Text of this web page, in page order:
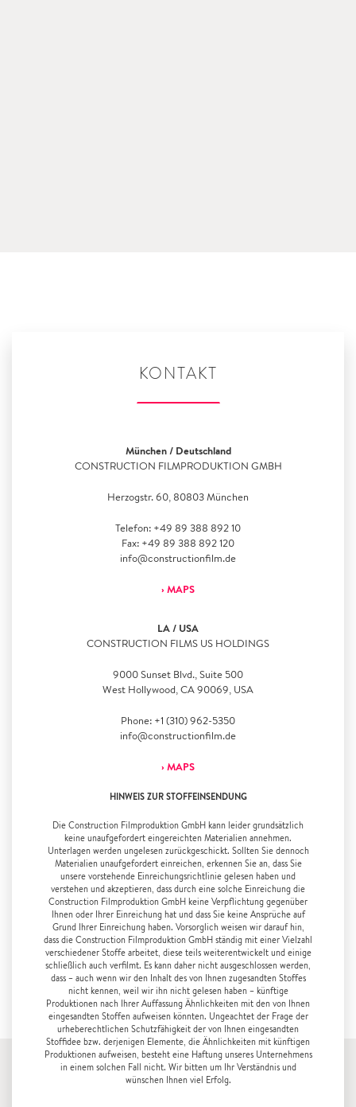
KONTAKT
München / Deutschland
CONSTRUCTION FILMPRODUKTION GMBH
Herzogstr. 60, 80803 München
Telefon: +49 89 388 892 10
Fax: +49 89 388 892 120
info@constructionfilm.de
› MAPS
LA / USA
CONSTRUCTION FILMS US HOLDINGS
9000 Sunset Blvd., Suite 500
West Hollywood, CA 90069, USA
Phone: +1 (310) 962-5350‬
info@constructionfilm.de
› MAPS
HINWEIS ZUR STOFFEINSENDUNG
Die Construction Filmproduktion GmbH kann leider grundsätzlich
keine unaufgefordert eingereichten Materialien annehmen.
Unterlagen werden ungelesen zurückgeschickt. Sollten Sie dennoch
Materialien unaufgefordert einreichen, erkennen Sie an, dass Sie
unsere vorstehende Einreichungsrichtlinie gelesen haben und
verstehen und akzeptieren, dass durch eine solche Einreichung die
Construction Filmproduktion GmbH keine Verpflichtung gegenüber
Ihnen oder Ihrer Einreichung hat und dass Sie keine Ansprüche auf
Grund Ihrer Einreichung haben. Vorsorglich weisen wir darauf hin,
dass die Construction Filmproduktion GmbH ständig mit einer Vielzahl
verschiedener Stoffe arbeitet, diese teils weiterentwickelt und einige
schließlich auch verfilmt. Es kann daher nicht ausgeschlossen werden,
dass – auch wenn wir den Inhalt des von Ihnen zugesandten Stoffes
nicht kennen, weil wir ihn nicht gelesen haben – künftige
Produktionen nach Ihrer Auffassung Ähnlichkeiten mit den von Ihnen
eingesandten Stoffen aufweisen könnten. Ungeachtet der Frage der
urheberechtlichen Schutzfähigkeit der von Ihnen eingesandten
Stoffidee bzw. derjenigen Elemente, die Ähnlichkeiten mit künftigen
Produktionen aufweisen, besteht eine Haftung unseres Unternehmens
in einem solchen Fall nicht. Wir bitten um Ihr Verständnis und
wünschen Ihnen viel Erfolg.